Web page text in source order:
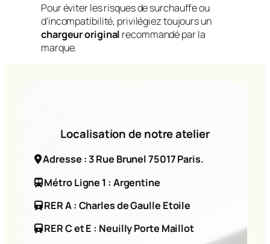
Pour éviter les risques de surchauffe ou
d’incompatibilité, privilégiez toujours un
chargeur original recommandé par la
marque.
Localisation de notre atelier
Adresse : 3 Rue Brunel 75017 Paris.
Métro Ligne 1 : Argentine
RER A : Charles de Gaulle Etoile
RER C et E : Neuilly Porte Maillot